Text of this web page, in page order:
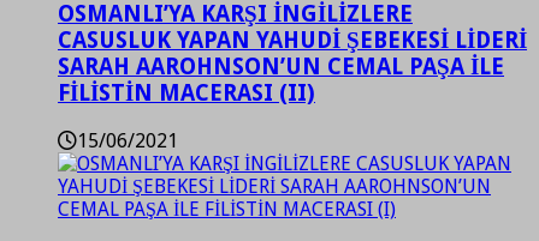
OSMANLI’YA KARŞI İNGİLİZLERE
CASUSLUK YAPAN YAHUDİ ŞEBEKESİ LİDERİ
SARAH AAROHNSON’UN CEMAL PAŞA İLE
FİLİSTİN MACERASI (II)
15/06/2021